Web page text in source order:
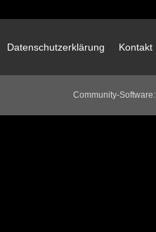
Datenschutzerklärung Kontakt
Community-Software: